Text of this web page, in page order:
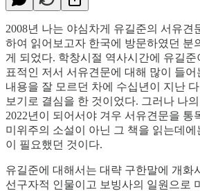
2008년 나는 야심차게 유길준의 서유견
하여 읽어보고자 한국에 방문하였던 분
게 되었다. 학창시절 역사시간에 유길준
표적인 저서 서유견문에 대해 많이 들
내용을 잘 모르던 차에 수십년이 지난
보기로 결심을 한 것이었다. 그러나 나
2022년이 되어서야 겨우 서유견문을 통
미위주의 소설이 아닌 그 책을 읽는데
이 필요했던 것이다.
유길준에 대해서는 대략 구한말에 개화
선구자적 인물이고 보빙사의 일원으로